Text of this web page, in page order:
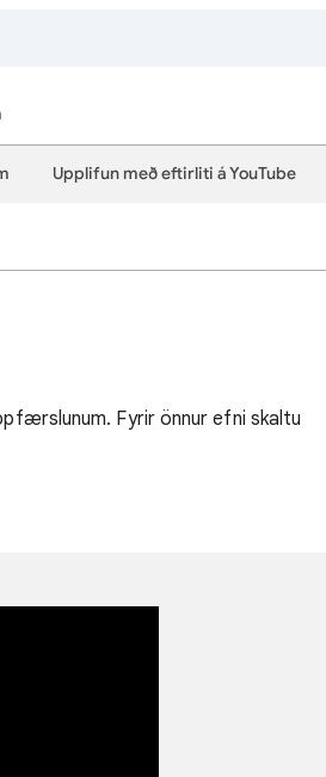
Upplifun með eftirliti á YouTube
Fyrir önnur efni skaltu